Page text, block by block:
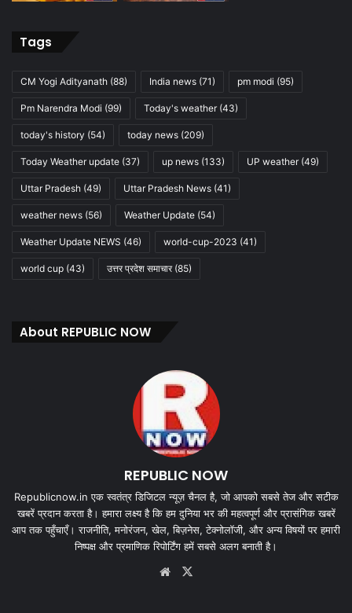
Tags
CM Yogi Adityanath (88) India news (71) pm modi (95)
Pm Narendra Modi (99) Today's weather(43)
today's history (54) today news (209)
Today Weather update (37) up news (133) UP weather(49)
Uttar Pradesh (49) Uttar Pradesh News (41)
weather news (56) Weather Update (54)
Weather Update NEWS (46) world-cup-2023 (41)
world cup (43) उत्तर प्रदेश समाचार(85)
About REPUBLIC NOW
REPUBLIC NOW
Republicnow.in एक स्वतंत्र डिजिटल न्यूज़ चैनल है, जो आपको सबसे तेज और सटीक
खबरें प्रदान करता है। हमारा लक्ष्य है कि हम दुनिया भर की महत्वपूर्ण और प्रासंगिक खबरें
आप तक पहुँचाएँ। राजनीति, मनोरंजन, खेल, बिज़नेस, टेक्नोलॉजी, और अन्य विषयों पर हमारी
निष्पक्ष और प्रमाणिक रिपोर्टिंग हमें सबसे अलग बनाती है।
Website